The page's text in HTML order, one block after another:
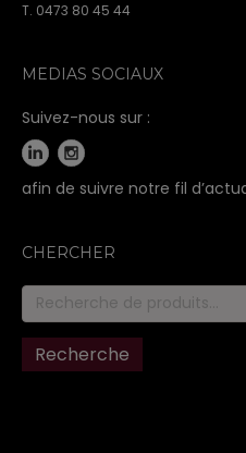
T. 0473 80 45 44
MEDIAS SOCIAUX
Suivez-nous sur :
afin de suivre notre fil
CHERCHER
Recherche
pour :
Recherche